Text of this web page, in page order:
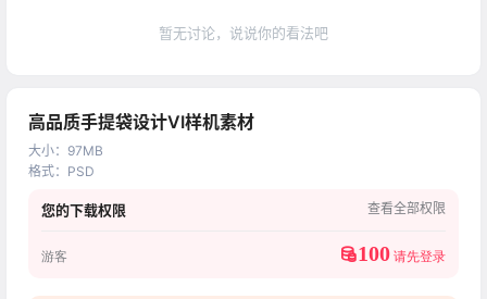
暂无讨论，说说你的看法吧
高品质手提袋设计VI样机素材
大小： 97MB
格式： PSD
您的下载权限 查看全部权限
游客 100 请先登录